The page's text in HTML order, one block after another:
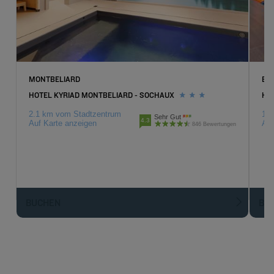
MONTBELIARD
HOTEL KYRIAD MONTBELIARD - SOCHAUX
2.1 km vom Stadtzentrum
Auf Karte anzeigen
4.3 Sehr Gut
846 Bewertungen